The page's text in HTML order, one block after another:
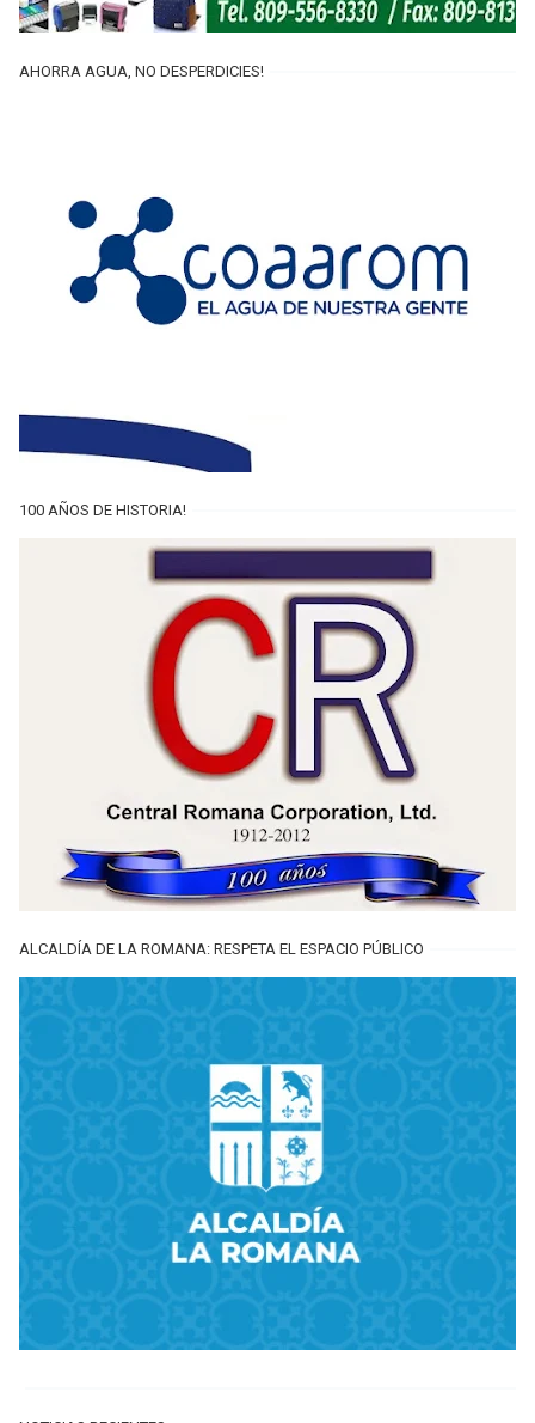
AHORRA AGUA, NO DESPERDICIES!
100 AÑOS DE HISTORIA!
ALCALDÍA DE LA ROMANA: RESPETA EL ESPACIO PÚBLICO